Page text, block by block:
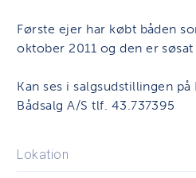
Første ejer har købt båden
oktober 2011 og den er
Kan ses i salgsudstillingen
Bådsalg A/S tlf. 43.737395
Lokation